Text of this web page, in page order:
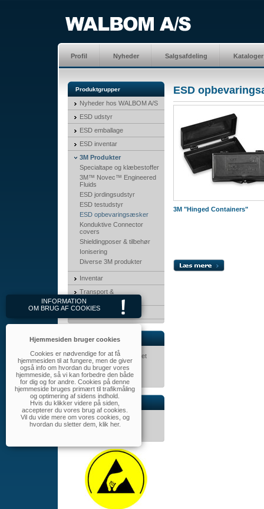
Profil Nyheder Salgsafdeling Kataloger
Produktgrupper
Nyheder hos WALBOM A/S
ESD udstyr
ESD emballage
ESD inventar
3M Produkter
Specialtape og klæbestoffer
3M™ Novec™ Engineered
Fluids
ESD jordingsudstyr
ESD testudstyr
ESD opbevaringsæsker
Konduktive Connector
covers
Shieldingposer & tilbehør
Ionisering
Diverse 3M produkter
Inventar
Transport &
opbevaringskasser
MayTec
Nyhedsbrev
Tilmeld dig nyhedsbrevet
her.
Kontakt
WALBOM A/S
Tlf.: 32 46 11 60
ESD
3M "Hinged Containers"
INFORMATION
OM BRUG AF COOKIES
Hjemmesiden bruger cookies
Cookies er nødvendige for at få
hjemmesiden til at fungere, men de giver
også info om hvordan du bruger vores
hjemmeside, så vi kan forbedre den både
for dig og for andre. Cookies på denne
hjemmeside bruges primært til trafikmåling
og optimering af sidens indhold.
Hvis du klikker videre på siden,
accepterer du vores brug af cookies.
Vil du vide mere om vores cookies, og
hvordan du sletter dem, klik her.